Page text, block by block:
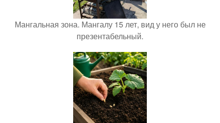
Мангальная зона. Мангалу 15 лет, вид у него был не
презентабельный.